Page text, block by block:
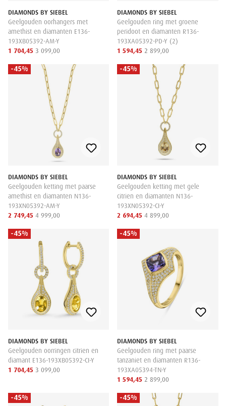
DIAMONDS BY SIEBEL
Geelgouden oorhangers met
amethist en diamanten E136-
193XB05392-AM-Y
1 704,45 3 099,00
DIAMONDS BY SIEBEL
Geelgouden ring met groene
peridoot en diamanten R136-
193XA05392-PD-Y (2)
1 594,45 2 899,00
-45%
DIAMONDS BY SIEBEL
Geelgouden ketting met paarse
amethist en diamanten N136-
193XN05392-AM-Y
2 749,45 4 999,00
-45%
DIAMONDS BY SIEBEL
Geelgouden ketting met gele
citrien en diamanten N136-
193XN05392-CI-Y
2 694,45 4 899,00
-45%
DIAMONDS BY SIEBEL
Geelgouden oorringen citrien en
diamant E136-193XB05392-CI-Y
1 704,45 3 099,00
-45%
DIAMONDS BY SIEBEL
Geelgouden ring met paarse
tanzaniet en diamanten R136-
193XA05394-TN-Y
1 594,45 2 899,00
-45% -45%